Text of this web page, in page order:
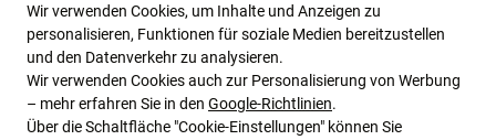
Ersatz-AirPods (links und rechts)
Wir verwenden Cookies, um Inhalte und Anzeigen zu
personalisieren, Funktionen für soziale Medien bereitzustellen
und den Datenverkehr zu analysieren.
Wir verwenden Cookies auch zur Personalisierung von Werbung
– mehr erfahren Sie in den Google-Richtlinien.
Über die Schaltfläche "Cookie-Einstellungen" können Sie